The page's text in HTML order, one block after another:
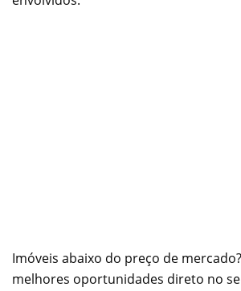
Imóveis abaixo do preço de
melhores oportunidades direto no